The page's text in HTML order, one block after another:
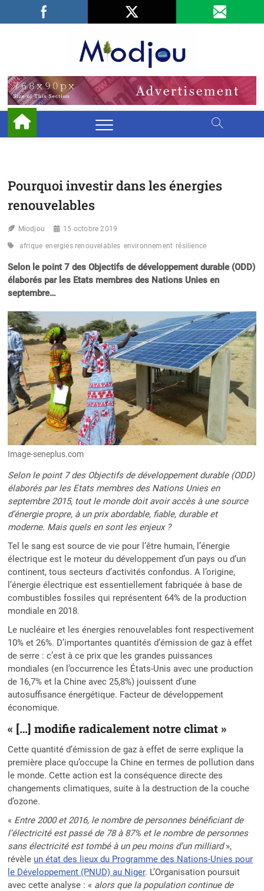
Facebook
LinkedIn
Pourquoi investir dans les énergies
renouvelables
Miodjou 15 octobre 2019
afrique energies renouvelables environnement résilience
Selon le point 7 des Objectifs de développement durable (ODD)
élaborés par les Etats membres des Nations Unies en
septembre…
Image-seneplus.com
Selon le point 7 des Objectifs de développement durable (ODD)
élaborés par les Etats membres des Nations Unies en
septembre 2015, tout le monde doit avoir accès à une source
d’énergie propre, à un prix abordable, fiable, durable et
moderne. Mais quels en sont les enjeux ?
Tel le sang est source de vie pour l’être humain, l’énergie
électrique est le moteur du développement d’un pays ou d’un
continent, tous secteurs d’activités confondus. A l’origine,
l’énergie électrique est essentiellement fabriquée à base de
combustibles fossiles qui représentent 64% de la production
mondiale en 2018.
Le nucléaire et les énergies renouvelables font respectivement
10% et 26%. D’importantes quantités d’émission de gaz à effet
de serre : c’est à ce prix que les grandes puissances
mondiales (en l’occurrence les États-Unis avec une production
de 16,7% et la Chine avec 25,8%) jouissent d’une
autosuffisance énergétique. Facteur de développement
économique.
« […] modifie radicalement notre climat »
Cette quantité d’émission de gaz à effet de serre explique la
première place qu’occupe la Chine en termes de pollution dans
le monde. Cette action est la conséquence directe des
changements climatiques, suite à la destruction de la couche
d’ozone.
« Entre 2000 et 2016, le nombre de personnes bénéficiant de
l’électricité est passé de 78 à 87% et le nombre de personnes
sans électricité est tombé à un peu moins d’un milliard»,
révèle un état des lieux du Programme des Nations-Unies pour
le Développement (PNUD) au Niger. L’Organisation poursuit
avec cette analyse : « alors que la population continue de